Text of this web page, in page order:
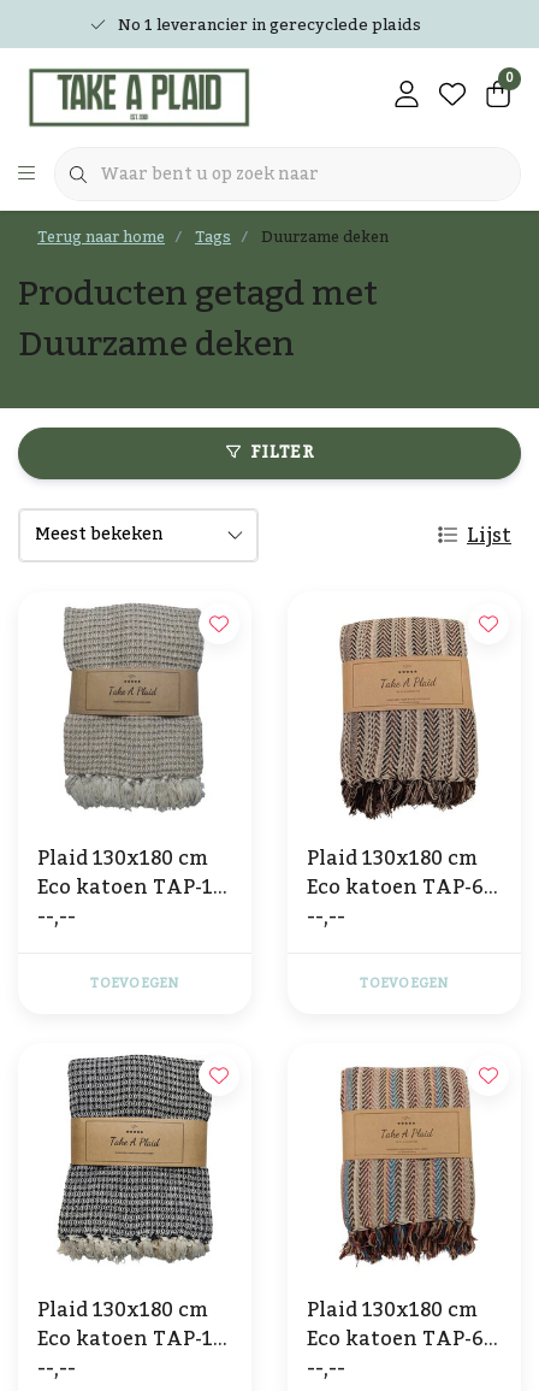
No 1 leverancier in gerecyclede plaids
0
Terug naar home Tags Duurzame deken
Producten getagd met
Duurzame deken
FILTER
Lijst
Plaid 130x180 cm
Eco katoen TAP-15-
61 W Beige
--,--
TOEVOEGEN
Plaid 130x180 cm
Eco katoen TAP-68
Multi nature color
--,--
TOEVOEGEN
Plaid 130x180 cm
Eco katoen TAP-15-
18 Zwart
--,--
Plaid 130x180 cm
Eco katoen TAP-69
--,--